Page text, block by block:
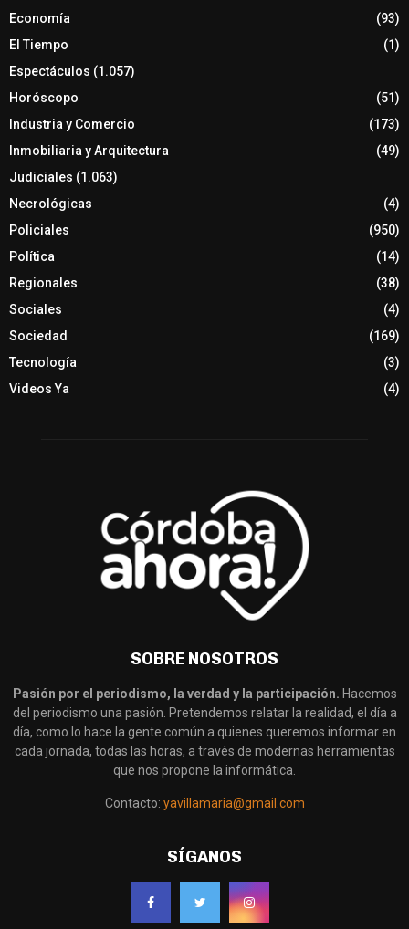
Economía
(93)
El Tiempo
(1)
Espectáculos (1.057)
Horóscopo
(51)
Industria y Comercio
(173)
Inmobiliaria y Arquitectura
(49)
Judiciales (1.063)
Necrológicas
(4)
Policiales
(950)
Política
(14)
Regionales
(38)
Sociales
(4)
Sociedad
(169)
Tecnología
(3)
Videos Ya
(4)
SOBRE NOSOTROS
Pasión por el periodismo, la verdad y la participación. Hacemos
del periodismo una pasión. Pretendemos relatar la realidad, el día a
día, como lo hace la gente común a quienes queremos informar en
cada jornada, todas las horas, a través de modernas herramientas
que nos propone la informática.
Contacto: yavillamaria@gmail.com
SÍGANOS